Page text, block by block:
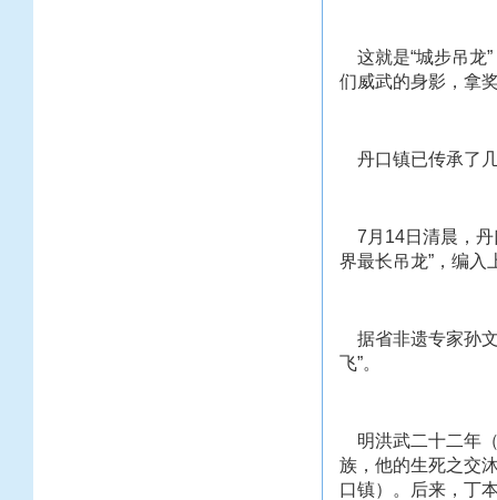
这就是“城步吊龙
们威武的身影，拿
丹口镇已传承了
7月14日清晨，丹
界最长吊龙”，编入
据省非遗专家孙文
飞”。
明洪武二十二年
族，他的生死之交
口镇）。后来，丁